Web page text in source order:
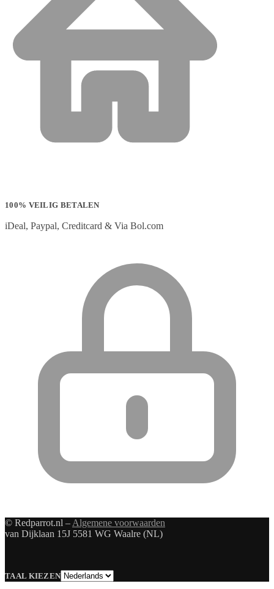
100% VEILIG BETALEN
iDeal, Paypal, Creditcard & Via Bol.com
© Redparrot.nl – Algemene voorwaarden
van Dijklaan 15J 5581 WG Waalre (NL)
TAAL KIEZENTaal